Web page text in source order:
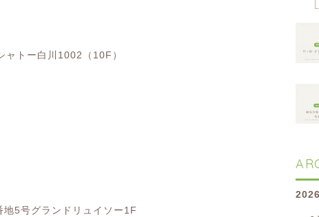
トー白川1002（10F）
5号グランドリュイソー1F
2026